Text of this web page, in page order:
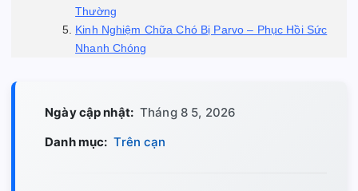
Thường
Kinh Nghiệm Chữa Chó Bị Parvo – Phục Hồi Sức
Nhanh Chóng
Ngày cập nhật: Tháng 8 5, 2026
Danh mục: Trên cạn